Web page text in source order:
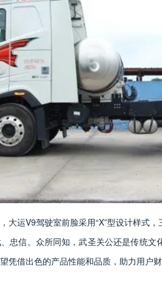
大运V9驾驶室前脸采用“X”型设计样式
忠信。众所同知，武圣关公还是传统
凭借出色的产品性能和品质，助力用户财